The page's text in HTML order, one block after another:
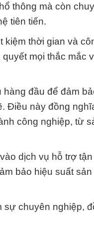
thông mà còn
tiên tiến.
kiệm thời gian và
mọi thắc mắc
đầu để đảm
Điều này đồng
công nghiệp, từ
dịch vụ hỗ trợ
bảo hiệu suất
chuyên nghiệp,